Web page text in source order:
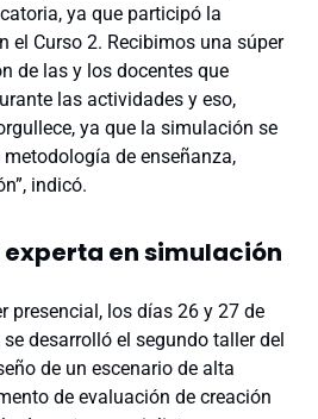
ya que participó la
el Curso 2. Recibimos una súper
de las y los docentes que
las actividades y eso,
ya que la simulación se
de enseñanza,
indicó.
experta en simulación
presencial, los días 26 y 27 de
desarrolló el segundo taller del
de un escenario de alta
de evaluación de creación